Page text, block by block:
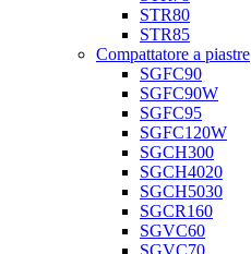
STR80
STR85
Compattatore a piastre
SGFC90
SGFC90W
SGFC95
SGFC120W
SGCH300
SGCH4020
SGCH5030
SGCR160
SGVC60
SGVC70